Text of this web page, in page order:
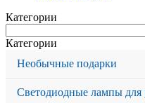
Категории
Категории
Необычные подарки
Светодиодные лампы для